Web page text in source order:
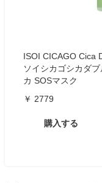
ISOI CICAGO Cica
ソイシカゴシカダ
カ SOSマスク
￥ 2779
購入する